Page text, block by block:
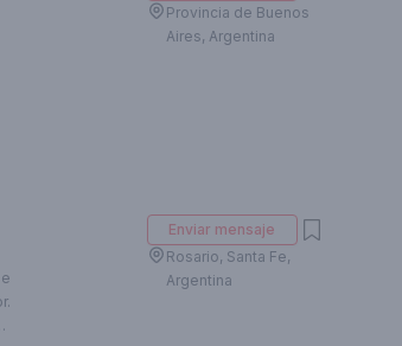
Provincia de Buenos
Aires, Argentina
Enviar mensaje
Rosario, Santa Fe,
Argentina